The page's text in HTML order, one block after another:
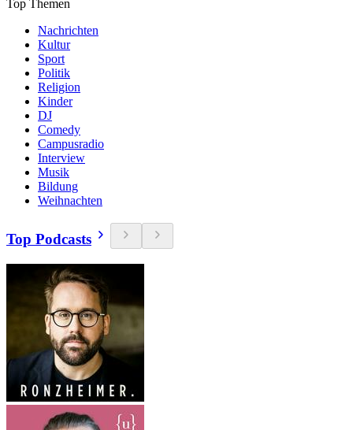
Top Themen
Nachrichten
Kultur
Sport
Politik
Religion
Kinder
DJ
Comedy
Campusradio
Interview
Musik
Bildung
Weihnachten
Top Podcasts